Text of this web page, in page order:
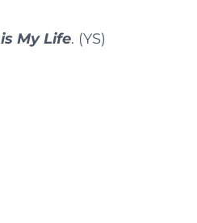
My Life. (YS)